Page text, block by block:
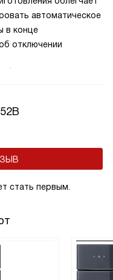
автоматическое
в конце
отключении
стать первым.